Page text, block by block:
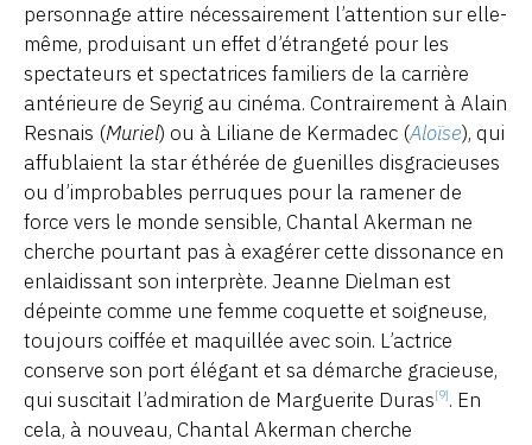
personnage attire nécessairement l’attention sur elle-
même, produisant un effet d’étrangeté pour les
spectateurs et spectatrices familiers de la carrière
antérieure de Seyrig au cinéma. Contrairement à Alain
Resnais (Muriel) ou à Liliane de Kermadec (Aloïse), qui
affublaient la star éthérée de guenilles disgracieuses
ou d’improbables perruques pour la ramener de
force vers le monde sensible, Chantal Akerman ne
cherche pourtant pas à exagérer cette dissonance en
enlaidissant son interprète. Jeanne Dielman est
dépeinte comme une femme coquette et soigneuse,
toujours coiffée et maquillée avec soin. L’actrice
conserve son port élégant et sa démarche gracieuse,
qui suscitait l’admiration de Marguerite Duras[9]. En
cela, à nouveau, Chantal Akerman cherche